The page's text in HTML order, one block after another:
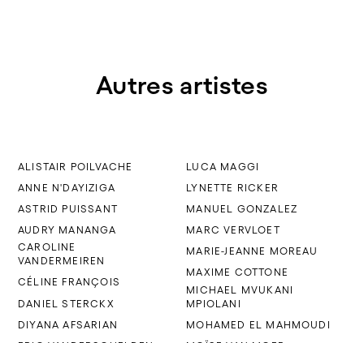
Autres artistes
ALISTAIR POILVACHE
ANNE N'DAYIZIGA
ASTRID PUISSANT
AUDRY MANANGA
CAROLINE
VANDERMEIREN
CÉLINE FRANÇOIS
DANIEL STERCKX
DIYANA AFSARIAN
LUCA MAGGI
LYNETTE RICKER
MANUEL GONZALEZ
MARC VERVLOET
MARIE-JEANNE MOREAU
MAXIME COTTONE
MICHAEL MVUKANI
MPIOLANI
MOHAMED EL MAHMOUDI